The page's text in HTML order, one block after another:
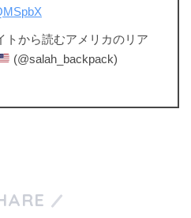
トから読むアメリカのリア
(@salah_backpack)